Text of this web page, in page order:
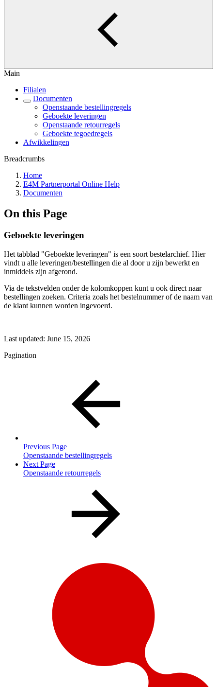
Main
Filialen
Documenten
Openstaande bestellingregels
Geboekte leveringen
Openstaande retourregels
Geboekte tegoedregels
Afwikkelingen
Breadcrumbs
Home
E4M Partnerportal Online Help
Documenten
On this Page
Geboekte leveringen
Het tabblad "Geboekte leveringen" is een soort bestelarchief. Hier
vindt u alle leveringen/bestellingen die al door u zijn bewerkt en
inmiddels zijn afgerond.
Via de tekstvelden onder de kolomkoppen kunt u ook direct naar
bestellingen zoeken. Criteria zoals het bestelnummer of de naam van
de klant kunnen worden ingevoerd.
Last updated: June 15, 2026
Pagination
Previous Page
Openstaande bestellingregels
Next Page
Openstaande retourregels